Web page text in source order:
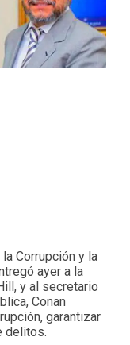
Corrupción y la
ayer a la
y al secretario
Conan
garantizar
delitos.